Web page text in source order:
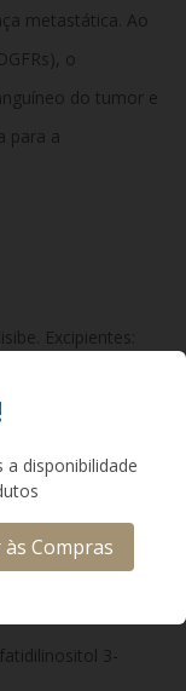
metastática. Ao
o
do tumor e
para a
Excipientes:
dióxido de
3-
a disponibilidade
às Compras